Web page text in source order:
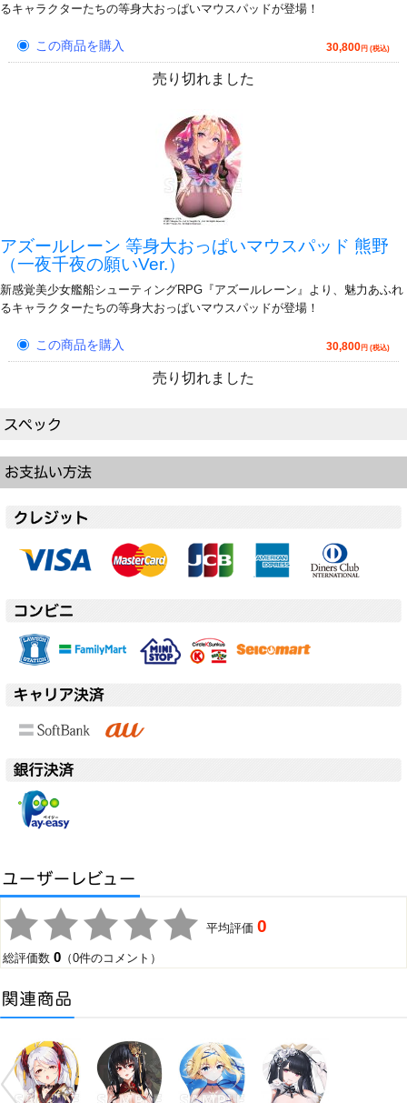
るキャラクターたちの等身大おっぱいマウスパッドが登場！
この商品を購入 30,800円 (税込)
売り切れました
アズールレーン 等身大おっぱいマウスパッド 熊野
（一夜千夜の願いVer.）
新感覚美少女艦船シューティングRPG『アズールレーン』より、魅力あふれ
るキャラクターたちの等身大おっぱいマウスパッドが登場！
この商品を購入 30,800円 (税込)
売り切れました
平均評価0
総評価数0 （0件のコメント）